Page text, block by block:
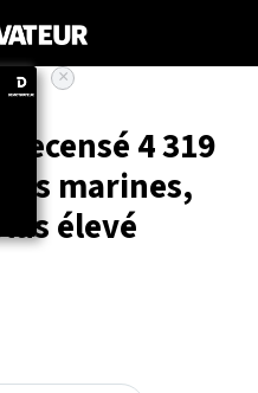
recensé 4 319
marines,
élevé
×